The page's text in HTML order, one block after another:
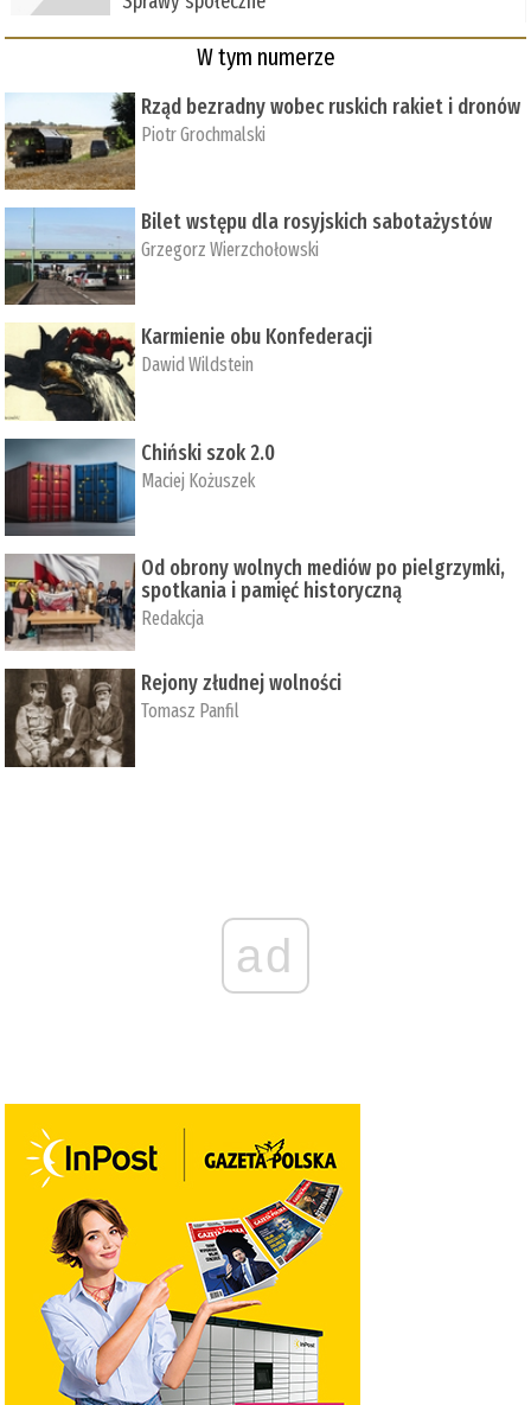
W tym numerze
Rząd bezradny wobec ruskich rakiet i dronów
Piotr Grochmalski
Bilet wstępu dla rosyjskich sabotażystów
Grzegorz Wierzchołowski
Karmienie obu Konfederacji
Dawid Wildstein
Chiński szok 2.0
Maciej Kożuszek
Od obrony wolnych mediów po pielgrzymki,
spotkania i pamięć historyczną
Redakcja
Rejony złudnej wolności
Tomasz Panfil
ad